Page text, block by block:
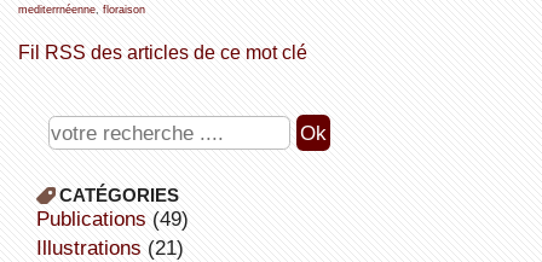
mediterrnéenne, floraison
Fil RSS des articles de ce mot clé
CATÉGORIES
publications (49)
illustrations (21)